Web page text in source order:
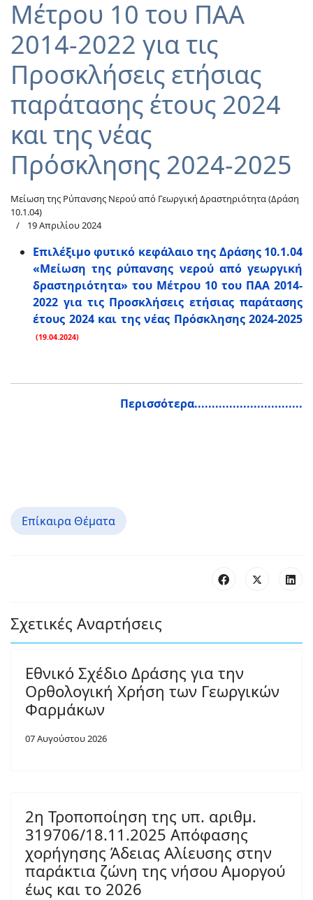
Μέτρου 10 του ΠΑΑ
2014-2022 για τις
Προσκλήσεις ετήσιας
παράτασης έτους 2024
και της νέας
Πρόσκλησης 2024-2025
Μείωση της Ρύπανσης Νερού από Γεωργική Δραστηριότητα (Δράση
10.1.04)
19 Απριλίου 2024
Επιλέξιμο φυτικό κεφάλαιο της Δράσης 10.1.04
«Μείωση της ρύπανσης νερού από γεωργική
δραστηριότητα» του Μέτρου 10 του ΠΑΑ 2014-
2022 για τις Προσκλήσεις ετήσιας παράτασης
έτους 2024 και της νέας Πρόσκλησης 2024-2025
(19.04.2024)
Περισσότερα...............................
Επίκαιρα Θέματα
Σχετικές Αναρτήσεις
Εθνικό Σχέδιο Δράσης για την
Ορθολογική Χρήση των Γεωργικών
Φαρμάκων
07 Αυγούστου 2026
2η Τροποποίηση της υπ. αριθμ.
319706/18.11.2025 Απόφασης
χορήγησης Άδειας Αλίευσης στην
παράκτια ζώνη της νήσου Αμοργού
έως και το 2026